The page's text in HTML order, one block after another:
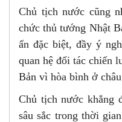
Chủ tịch nước cũng
chức thủ tướng Nhật
ấn đặc biệt, đầy ý
quan hệ đối tác chiến
Bản vì hòa bình ở
Chủ tịch nước khẳng
sâu sắc trong thời